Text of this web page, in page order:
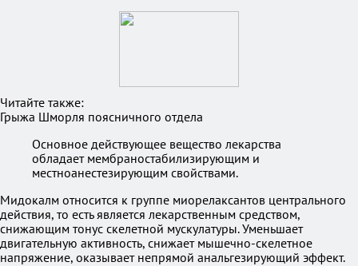
Читайте также:
Грыжа Шморля поясничного отдела
Основное действующее вещество лекарства
обладает мембраностабилизирующим и
местноанестезирующим свойствами.
Мидокалм относится к группе миорелаксантов центрального
действия, то есть является лекарственным средством,
снижающим тонус скелетной мускулатуры. Уменьшает
двигательную активность, снижает мышечно-скелетное
напряжение, оказывает непрямой анальгезирующий эффект.